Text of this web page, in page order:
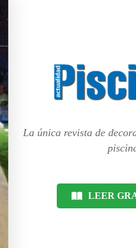
La única revista de
LEER